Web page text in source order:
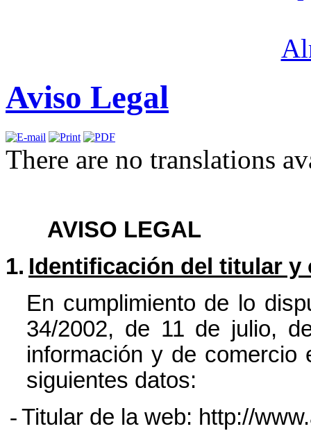
Aviso Legal
There are no translations
AVISO LEGAL
1. Identificación del titular y
En cumplimiento de lo
34/2002, de 11 de julio,
información y de comercio
siguientes datos:
-Titular de la web: http://